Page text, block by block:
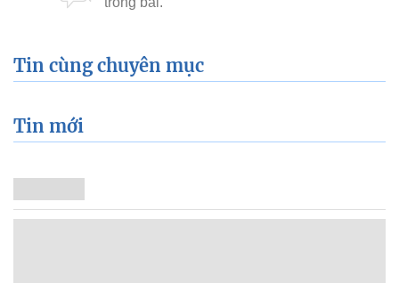
Tin cùng chuyên mục
Tin mới